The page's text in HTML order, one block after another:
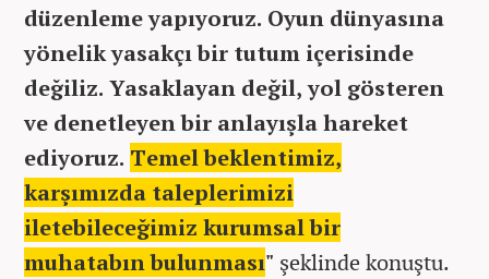
düzenleme yapıyoruz. Oyun dünyasına
yönelik yasakçı bir tutum içerisinde
değiliz. Yasaklayan değil, yol gösteren
ve denetleyen bir anlayışla hareket
ediyoruz. Temel beklentimiz,
karşımızda taleplerimizi
iletebileceğimiz kurumsal bir
muhatabın bulunması" şeklinde konuştu.